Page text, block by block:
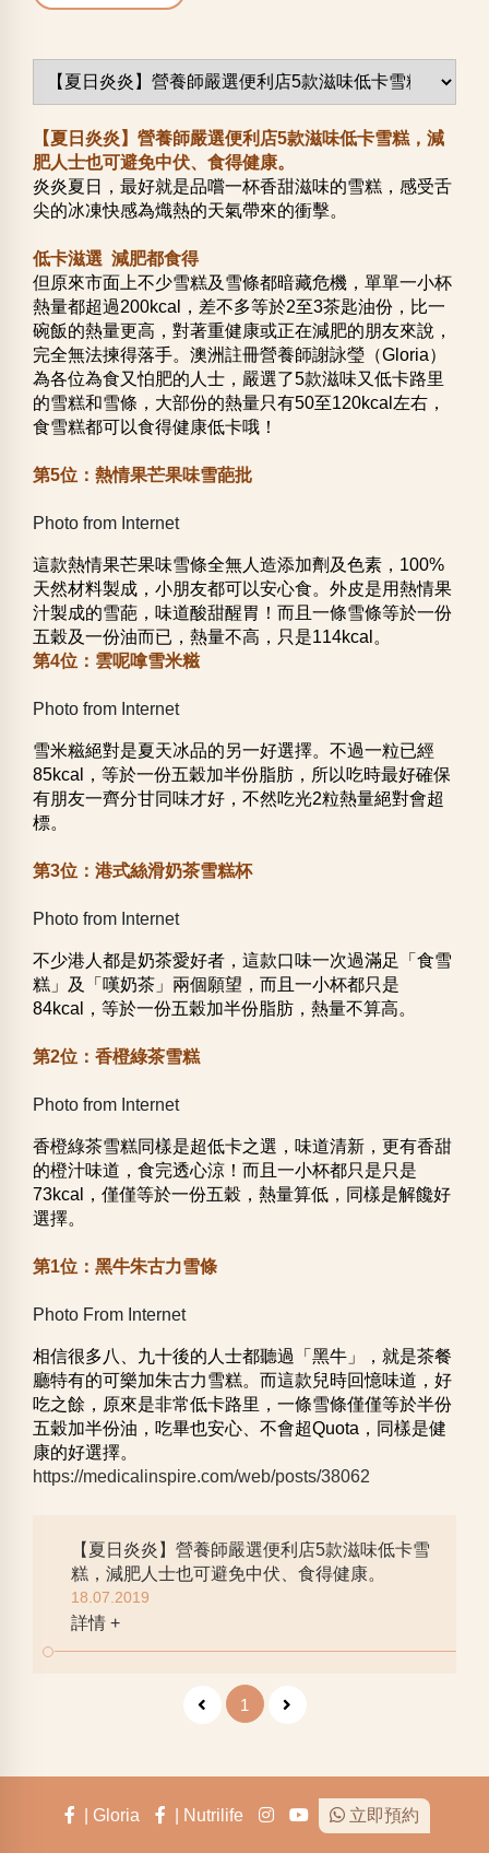
【夏日炎炎】營養師嚴選便利店5款滋味低卡雪糕，減
肥人士也可避免中伏、食得健康。
炎炎夏日，最好就是品嚐一杯香甜滋味的雪糕，感受舌
尖的冰凍快感為熾熱的天氣帶來的衝擊。
低卡滋選 減肥都食得
但原來市面上不少雪糕及雪條都暗藏危機，單單一小杯
熱量都超過200kcal，差不多等於2至3茶匙油份，比一
碗飯的熱量更高，對著重健康或正在減肥的朋友來說，
完全無法揀得落手。澳洲註冊營養師謝詠瑩（Gloria）
為各位為食又怕肥的人士，嚴選了5款滋味又低卡路里
的雪糕和雪條，大部份的熱量只有50至120kcal左右，
食雪糕都可以食得健康低卡哦！
第5位：熱情果芒果味雪葩批
Photo from Internet
這款熱情果芒果味雪條全無人造添加劑及色素，100%
天然材料製成，小朋友都可以安心食。外皮是用熱情果
汁製成的雪葩，味道酸甜醒胃！而且一條雪條等於一份
五穀及一份油而已，熱量不高，只是114kcal。
第4位：雲呢嗱雪米糍
Photo from Internet
雪米糍絕對是夏天冰品的另一好選擇。不過一粒已經
85kcal，等於一份五穀加半份脂肪，所以吃時最好確保
有朋友一齊分甘同味才好，不然吃光2粒熱量絕對會超
標。
第3位：港式絲滑奶茶雪糕杯
Photo from Internet
不少港人都是奶茶愛好者，這款口味一次過滿足「食雪
糕」及「嘆奶茶」兩個願望，而且一小杯都只是
84kcal，等於一份五穀加半份脂肪，熱量不算高。
第2位：香橙綠茶雪糕
Photo from Internet
香橙綠茶雪糕同樣是超低卡之選，味道清新，更有香甜
的橙汁味道，食完透心涼！而且一小杯都只是只是
73kcal，僅僅等於一份五穀，熱量算低，同樣是解饞好
選擇。
第1位：黑牛朱古力雪條
Photo From Internet
相信很多八、九十後的人士都聽過「黑牛」，就是茶餐
廳特有的可樂加朱古力雪糕。而這款兒時回憶味道，好
吃之餘，原來是非常低卡路里，一條雪條僅僅等於半份
五穀加半份油，吃畢也安心、不會超Quota，同樣是健
康的好選擇。
https://medicalinspire.com/web/posts/38062
【夏日炎炎】營養師嚴選便利店5款滋味低卡雪
糕，減肥人士也可避免中伏、食得健康。
18.07.2019
詳情 +
1
| Gloria | Nutrilife 立即預約